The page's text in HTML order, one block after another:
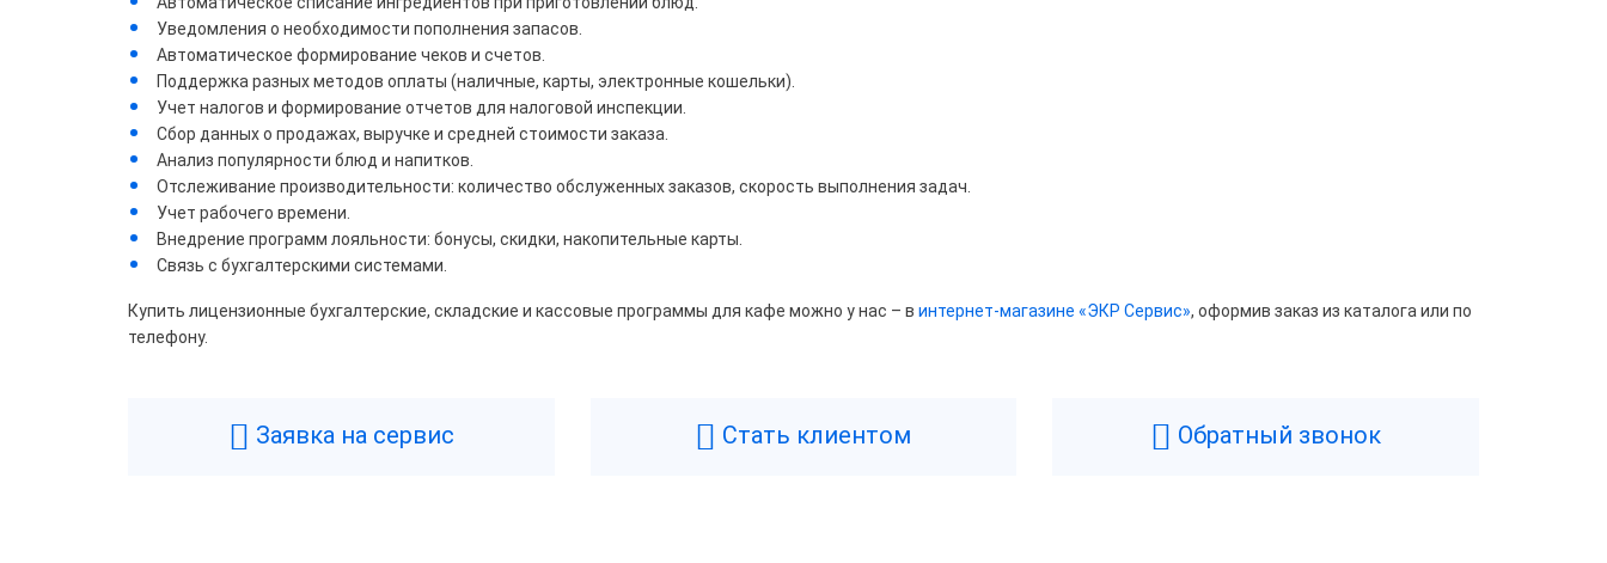
1С АТОЛ
Совместимо с кассами
Уведомления о необходимости пополнения запасов.
Автоматическое формирование чеков и счетов.
Поддержка разных методов оплаты (наличные, карты, электронные кошельки).
Учет налогов и формирование отчетов для налоговой инспекции.
Сбор данных о продажах, выручке и средней стоимости заказа.
Анализ популярности блюд и напитков.
Отслеживание производительности: количество обслуженных заказов, скорость выполнения задач.
Учет рабочего времени.
Внедрение программ лояльности: бонусы, скидки, накопительные карты.
Связь с бухгалтерскими системами.
Купить лицензионные бухгалтерские, складские и кассовые программы для кафе можно у нас – в интернет-магазине «ЭКР Сервис», оформив заказ из каталога или по
телефону.
Заявка на сервис Стать клиентом Обратный звонок